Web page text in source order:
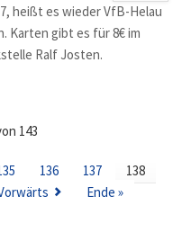
heißt es wieder VfB-Helau
Karten gibt es für 8€ im
Ralf Josten.
143
136 137
138
Ende »